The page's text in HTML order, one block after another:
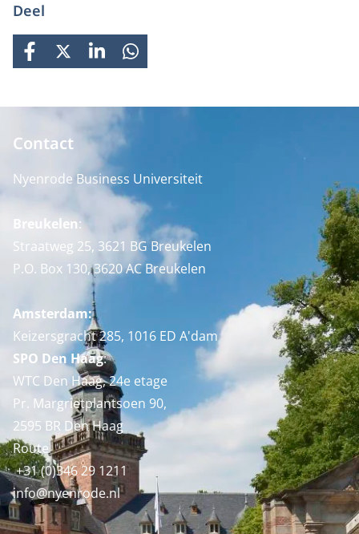
Deel
FACEBOOK
X LINKEDINWHATSAPP
Contact
Nyenrode Business Universiteit
Breukelen:
Straatweg 25, 3621 BG Breukelen
P.O. Box 130, 3620 AC Breukelen
Amsterdam:
Keizersgracht 285, 1016 ED A'dam
SPO Den Haag:
WTC Den Haag, 24e etage
Pr. Margrietplantsoen 90,
2595 BR Den Haag
Route
+31 (0)346 29 1211
info@nyenrode.nl